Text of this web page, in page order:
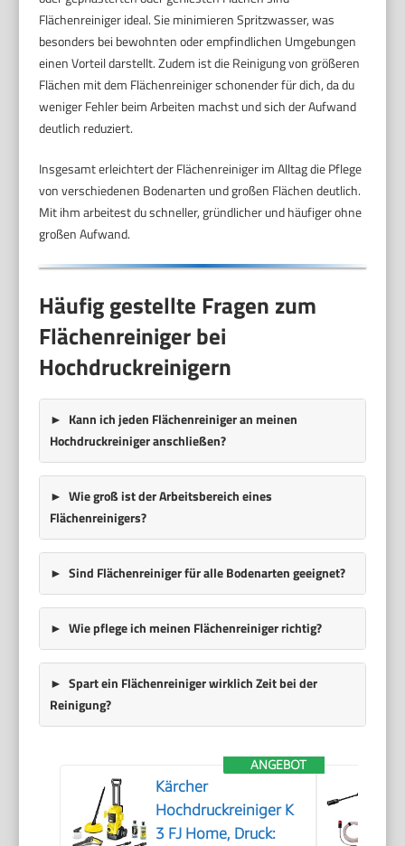
Flächenreiniger ideal. Sie minimieren Spritzwasser, was
besonders bei bewohnten oder empfindlichen Umgebungen
einen Vorteil darstellt. Zudem ist die Reinigung von größeren
Flächen mit dem Flächenreiniger schonender für dich, da du
weniger Fehler beim Arbeiten machst und sich der Aufwand
deutlich reduziert.
Insgesamt erleichtert der Flächenreiniger im Alltag die Pflege
von verschiedenen Bodenarten und großen Flächen deutlich.
Mit ihm arbeitest du schneller, gründlicher und häufiger ohne
großen Aufwand.
Häufig gestellte Fragen zum
Flächenreiniger bei
Hochdruckreinigern
Kann ich jeden Flächenreiniger an meinen
Hochdruckreiniger anschließen?
Wie groß ist der Arbeitsbereich eines
Flächenreinigers?
Sind Flächenreiniger für alle Bodenarten geeignet?
Wie pflege ich meinen Flächenreiniger richtig?
Spart ein Flächenreiniger wirklich Zeit bei der
Reinigung?
ANGEBOT
Kärcher
Hochdruckreiniger K
3 FJ Home, Druck: